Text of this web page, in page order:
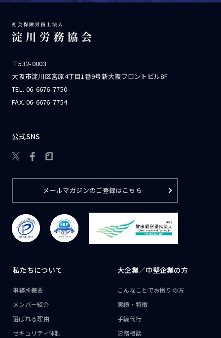
〒532-0003
大阪市淀川区宮原4丁目1番9号新大阪フロントビル8F
TEL. 06-6676-7750
FAX. 06-6676-7754
公式SNS

メールマガジンのご登録はこちら
私たちについて
事務所概要
メンバー紹介
選ばれる理由
セキュリティ体制
大企業／中堅企業の方
こんなことでお困りの方
実績・特徴
手続代行
労務相談